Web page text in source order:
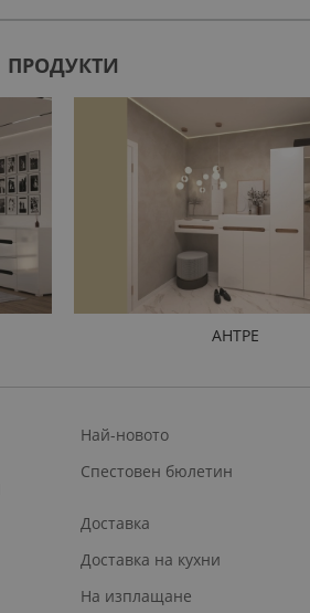
ПРОДУКТИ
АНТРЕ
Най-новото
Спестовен бюлетин
Доставка
Доставка на кухни
На изплащане